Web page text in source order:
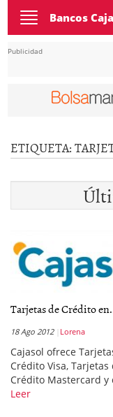
Toggle
navigation
Bancos
Publicidad
ETIQUETA:
Tarjetas de Crédito
18 Ago 2012 Lorena
Cajasol ofrece
Crédito Visa, Tarjetas
Crédito Mastercard y
Leer